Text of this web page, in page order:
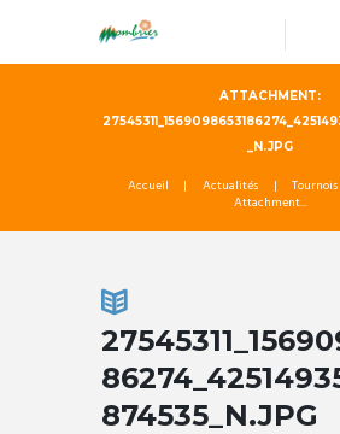
ATTACHMENT:
_N.JPG
Accueil Actualités
Attachment...
874535_N.JPG